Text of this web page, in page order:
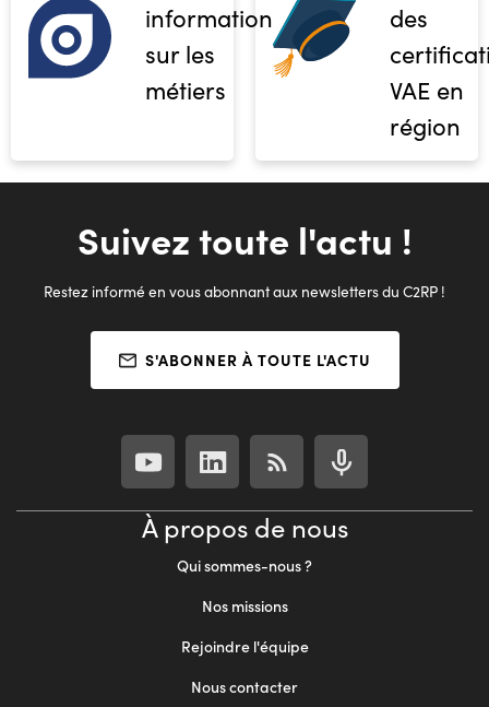
informations
sur les
métiers
des
VAE en
région
Suivez toute l'actu !
Restez informé en vous abonnant aux newsletters du C2RP !
S'ABONNER À TOUTE L'ACTU
À propos de nous
Qui sommes-nous ?
Nos missions
Rejoindre l'équipe
Nous contacter